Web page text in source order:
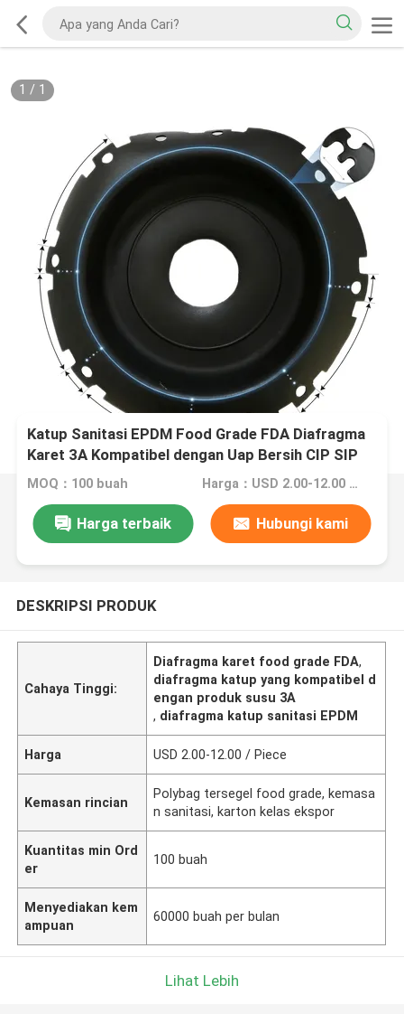
1 / 1
Katup Sanitasi EPDM Food Grade FDA Diafragma
Karet 3A Kompatibel dengan Uap Bersih CIP SIP
Susu
MOQ：100 buah Harga：USD 2.00-12.00 / Piece
Harga terbaik Hubungi kami
DESKRIPSI PRODUK
Cahaya Tinggi:
Diafragma karet food grade FDA,
diafragma katup yang kompatibel d
engan produk susu 3A
, diafragma katup sanitasi EPDM
Harga USD 2.00-12.00 / Piece
Kemasan rincian
Polybag tersegel food grade, kemasa
n sanitasi, karton kelas ekspor
Kuantitas min Ord
er
100 buah
Menyediakan kem
ampuan
60000 buah per bulan
Lihat Lebih